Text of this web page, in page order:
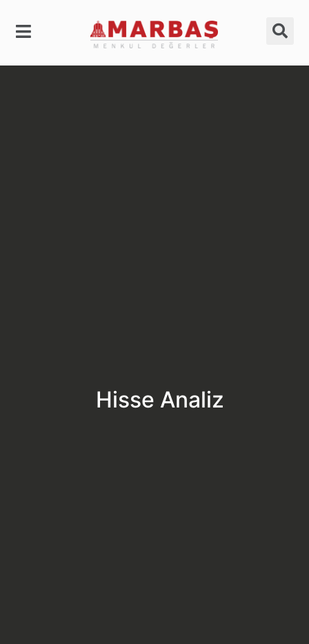
Hisse Analiz